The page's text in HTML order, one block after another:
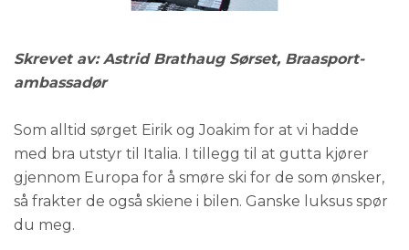
Skrevet av: Astrid Brathaug Sørset, Braasport-
ambassadør
Som alltid sørget Eirik og Joakim for at vi hadde
med bra utstyr til Italia. I tillegg til at gutta kjører
gjennom Europa for å smøre ski for de som ønsker,
så frakter de også skiene i bilen. Ganske luksus spør
du meg.